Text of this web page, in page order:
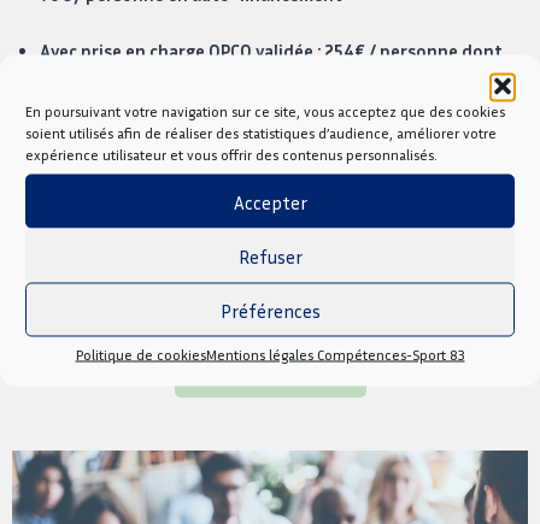
En poursuivant votre navigation sur ce site, vous acceptez que des cookies
soient utilisés afin de réaliser des statistiques d’audience, améliorer votre
expérience utilisateur et vous offrir des contenus personnalisés.
Accepter
Refuser
Préférences
Politique de cookiesMentions légales Compétences-Sport 83
Avec prise en charge OPCO validée : 254€ / personne dont
Prochaines dates
Nous contacter